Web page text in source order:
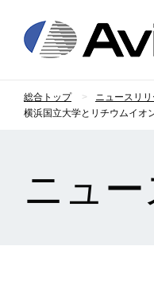
総合トップ
ニュースリリ
横浜国立大学とリチウムイオ
ニュ